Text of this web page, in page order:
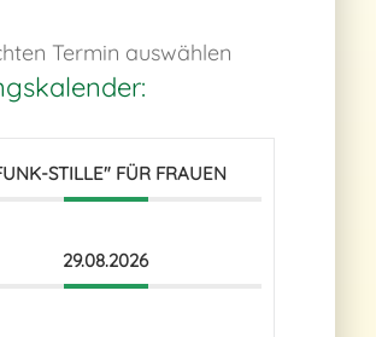
Termin auswählen
STILLE" FÜR FRAUEN
29.08.2026